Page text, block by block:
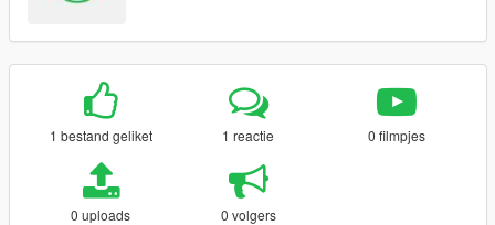
1 bestand geliket 1 reactie 0 filmpjes
0 uploads 0 volgers